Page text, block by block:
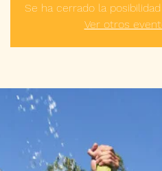
Se ha cerrado la
Ver otros